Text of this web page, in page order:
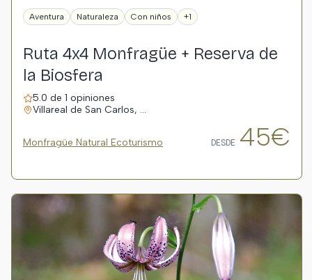
Aventura Naturaleza Con niños +1
Ruta 4x4 Monfragüe + Reserva de
la Biosfera
5.0 de 1 opiniones
Villareal de San Carlos, …
Monfragüe Natural Ecoturismo DESDE 45€